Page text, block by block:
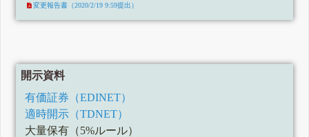
変更報告書（2020/2/19 9:59提出）
開示資料
有価証券（EDINET）
適時開示（TDNET）
大量保有（5%ルール）